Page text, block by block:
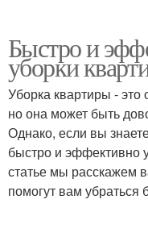
Быстро и
уборки
Уборка квартиры - это
но она может быть
Однако, если вы
быстро и эффективно
статье мы расскажем
помогут вам